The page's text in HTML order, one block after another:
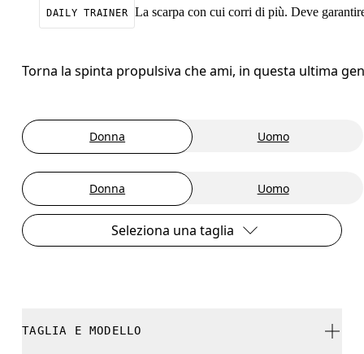
DAILY TRAINER La scarpa con cui corri di più. Deve
Torna la spinta propulsiva che ami, in questa ultima
Donna Uomo
Donna Uomo
Seleziona una taglia
TAGLIA E MODELLO